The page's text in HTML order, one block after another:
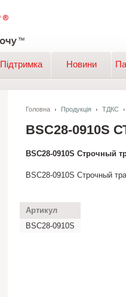
Підтримка Новини
Головна Продукція ТДКС
BSC28-
BSC28-0910S Строчный
BSC28-0910S Строчный
Артикул
BSC28-0910S